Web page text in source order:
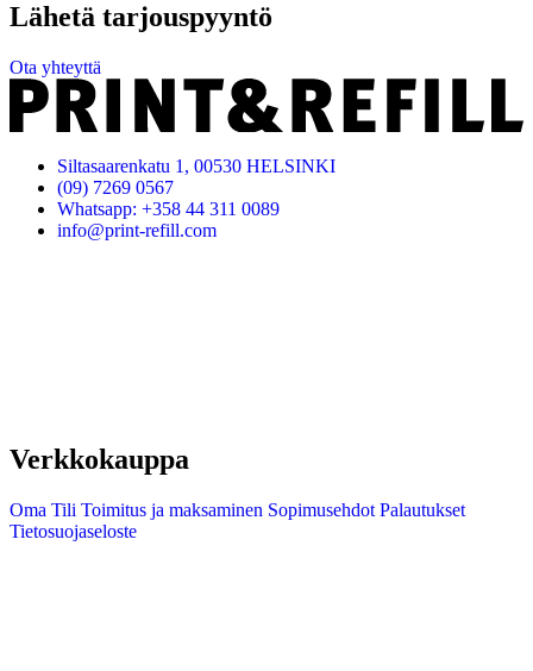
Lähetä tarjouspyyntö
Ota yhteyttä
Siltasaarenkatu 1, 00530 HELSINKI
(09) 7269 0567
Whatsapp: +358 44 311 0089
info@print-refill.com
Verkkokauppa
Oma Tili Toimitus ja maksaminen Sopimusehdot Palautukset
Tietosuojaseloste